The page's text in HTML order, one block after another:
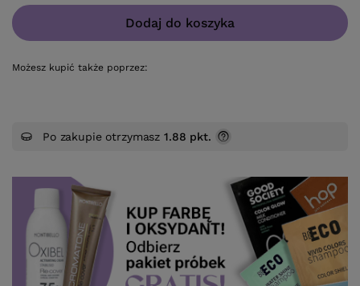
Dodaj do koszyka
Możesz kupić także poprzez:
Po zakupie otrzymasz1.88 pkt.